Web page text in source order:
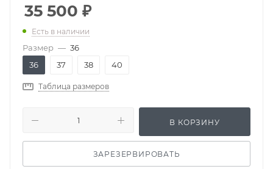
35 500 ₽
Есть в наличии
Размер — 36
36
37 38 40
Таблица размеров
В КОРЗИНУ
ЗАРЕЗЕРВИРОВАТЬ